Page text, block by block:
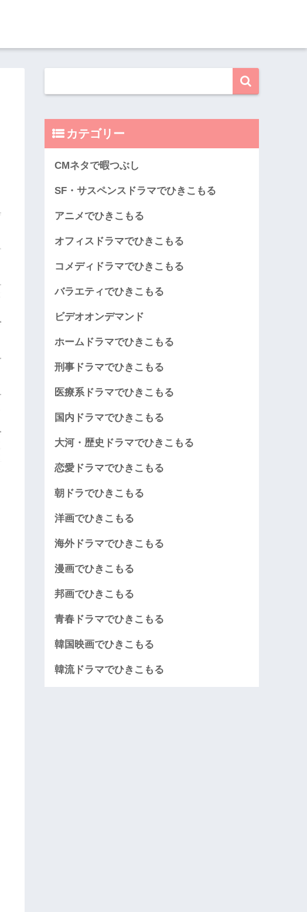
カテゴリー
CMネタで暇つぶし
SF・サスペンスドラマでひきこもる
アニメでひきこもる
オフィスドラマでひきこもる
コメディドラマでひきこもる
バラエティでひきこもる
ビデオオンデマンド
ホームドラマでひきこもる
刑事ドラマでひきこもる
医療系ドラマでひきこもる
国内ドラマでひきこもる
大河・歴史ドラマでひきこもる
恋愛ドラマでひきこもる
朝ドラでひきこもる
洋画でひきこもる
海外ドラマでひきこもる
漫画でひきこもる
邦画でひきこもる
青春ドラマでひきこもる
韓国映画でひきこもる
韓流ドラマでひきこもる